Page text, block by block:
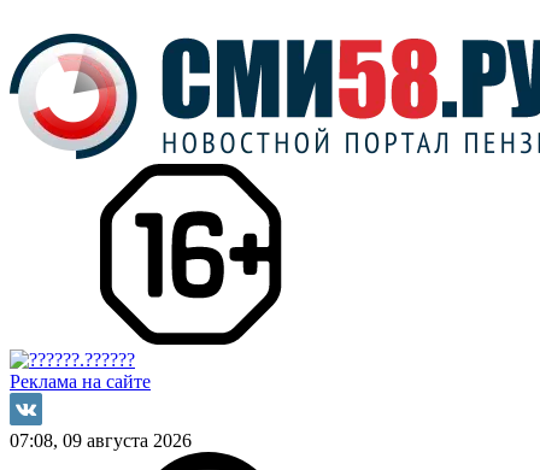
Реклама на сайте
07:08, 09 августа 2026